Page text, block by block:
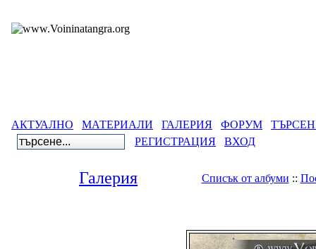
АКТУАЛНО МАТЕРИАЛИ ГАЛЕРИЯ ФОРУМ
РЕГИСТРАЦИЯ
ВХОД
Галерия Списък от албуми ::